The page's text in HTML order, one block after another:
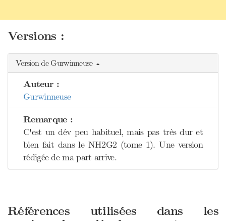
Versions :
Version de Gurwinneuse
Auteur :
Gurwinneuse
Remarque :
C'est un dév peu habituel, mais pas très dur et
bien fait dans le NH2G2 (tome 1). Une version
rédigée de ma part arrive.
Références utilisées dans les